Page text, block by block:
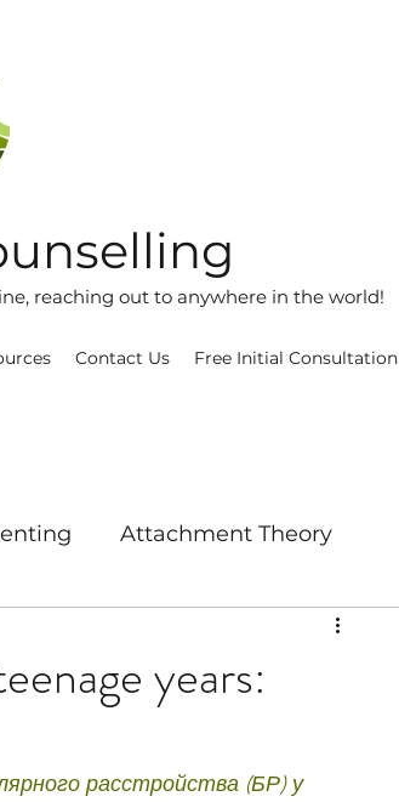
reaching out to anywhere in the world!
Contact Us Free Initial Consultation
Attachment Theory
years:
расстройства (БР) у